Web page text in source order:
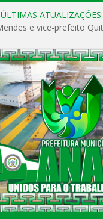
ÚLTIMAS ATUALIZAÇÕES: